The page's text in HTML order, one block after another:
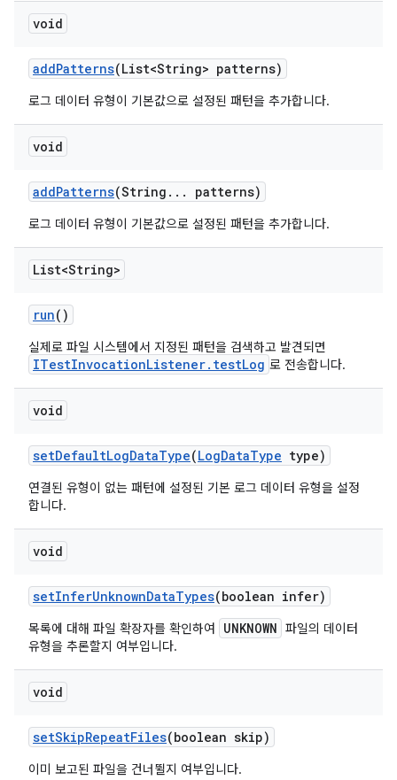
void
addPatterns(List<String> patterns)
로그 데이터 유형이 기본값으로 설정된 패턴을 추가합니다.
void
addPatterns(String . . . patterns)
로그 데이터 유형이 기본값으로 설정된 패턴을 추가합니다.
List<String>
run()
실제로 파일 시스템에서 지정된 패턴을 검색하고 발견되면
ITestInvocationListener.testLog 로 전송합니다.
void
setDefaultLogDataType(LogDataType type)
연결된 유형이 없는 패턴에 설정된 기본 로그 데이터 유형을 설정
합니다.
void
setInferUnknownDataTypes(boolean infer)
목록에 대해 파일 확장자를 확인하여 UNKNOWN 파일의 데이터
유형을 추론할지 여부입니다.
void
setSkipRepeatFiles(boolean skip)
이미 보고된 파일을 건너뛸지 여부입니다.